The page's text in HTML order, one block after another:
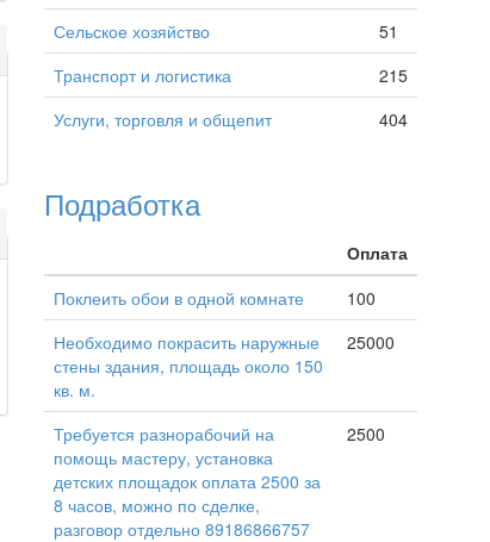
Сельское хозяйство
51
Транспорт и логистика
215
Услуги, торговля и общепит
404
Подработка
Оплата
Поклеить обои в одной комнате
100
Необходимо покрасить наружные
стены здания, площадь около 150
кв. м.
25000
Требуется разнорабочий на
помощь мастеру, установка
детских площадок оплата 2500 за
8 часов, можно по сделке,
разговор отдельно 89186866757
2500